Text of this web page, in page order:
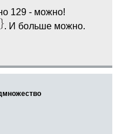
129 - можно!
. И больше можно.